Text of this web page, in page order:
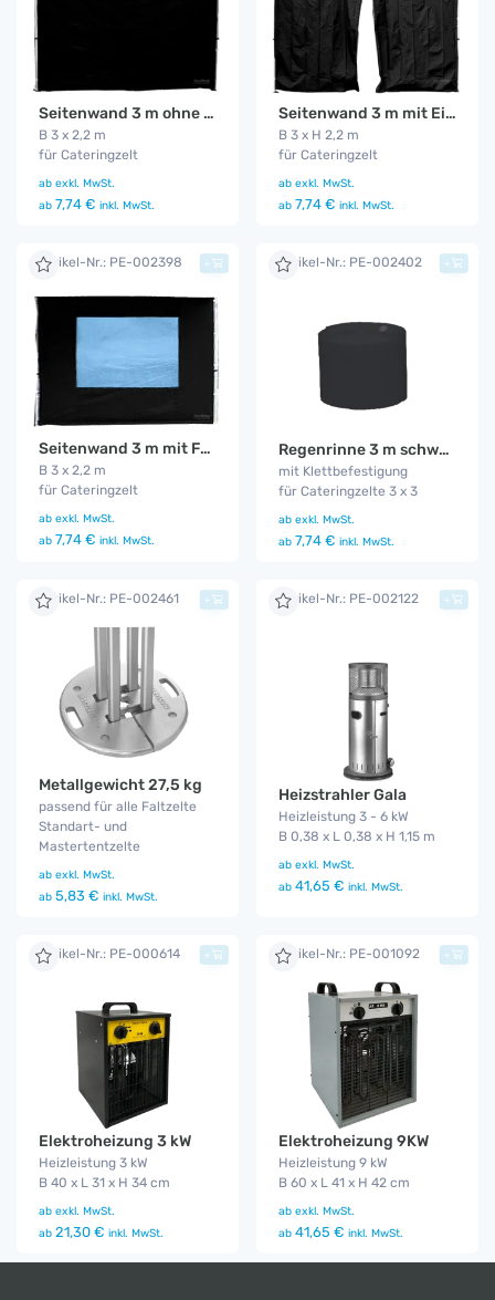
Seitenwand 3 m ohne Fenster schwarz (Standard)
B 3 x 2,2 m
für Cateringzelt
ab exkl. MwSt.
ab 7,74 € inkl. MwSt.
Seitenwand 3 m mit Eingang schwarz (Standard)
B 3 x H 2,2 m
für Cateringzelt
ab exkl. MwSt.
ab 7,74 € inkl. MwSt.
Artikel-Nr.: PE-002398
Seitenwand 3 m mit Fenster schwarz (Standard)
B 3 x 2,2 m
für Cateringzelt
ab exkl. MwSt.
ab 7,74 € inkl. MwSt.
+ Artikel-Nr.: PE-002402
Regenrinne 3 m schwarz schwarz (Standard / Küchenzelt)
mit Klettbefestigung
für Cateringzelte 3 x 3
ab exkl. MwSt.
ab 7,74 € inkl. MwSt.
+
Artikel-Nr.: PE-002461
Metallgewicht 27,5 kg
passend für alle Faltzelte
Standart- und
Mastertentzelte
ab exkl. MwSt.
ab 5,83 € inkl. MwSt.
+ Artikel-Nr.: PE-002122
Heizstrahler Gala
Heizleistung 3 - 6 kW
B 0,38 x L 0,38 x H 1,15 m
ab exkl. MwSt.
ab 41,65 € inkl. MwSt.
+
Artikel-Nr.: PE-000614
Elektroheizung 3 kW
Heizleistung 3 kW
B 40 x L 31 x H 34 cm
ab exkl. MwSt.
ab 21,30 € inkl. MwSt.
+ Artikel-Nr.: PE-001092
Elektroheizung 9KW
Heizleistung 9 kW
B 60 x L 41 x H 42 cm
ab exkl. MwSt.
ab 41,65 € inkl. MwSt.
+